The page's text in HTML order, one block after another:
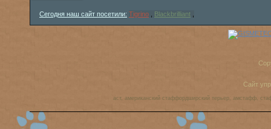
Сегодня наш сайт посетили: Tigrino Blackbrilliant
Сайт
аст, американский стаффордширский терьер, амстафф,